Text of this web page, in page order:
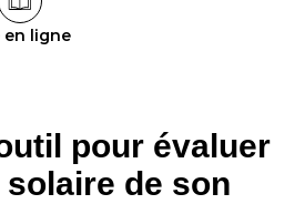
en ligne
pour évaluer
solaire de son